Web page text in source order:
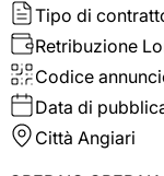
Tipo di
Retribuzione
Codice
Data di
Città Angiari